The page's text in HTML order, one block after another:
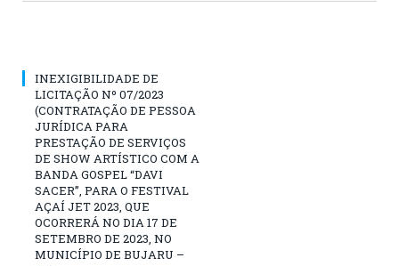
INEXIGIBILIDADE DE
LICITAÇÃO Nº 07/2023
(CONTRATAÇÃO DE PESSOA
JURÍDICA PARA
PRESTAÇÃO DE SERVIÇOS
DE SHOW ARTÍSTICO COM A
BANDA GOSPEL “DAVI
SACER”, PARA O FESTIVAL
AÇAÍ JET 2023, QUE
OCORRERÁ NO DIA 17 DE
SETEMBRO DE 2023, NO
MUNICÍPIO DE BUJARU –